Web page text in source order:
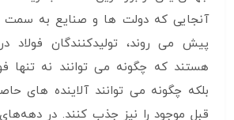
آنجایی که دولت ها و صنایع به سمت
پیش می روند، تولیدکنندگان فولاد
هستند که چگونه می توانند نه تنها
بلکه چگونه می توانند آلاینده های
قبل موجود را نیز جذب کنند. در